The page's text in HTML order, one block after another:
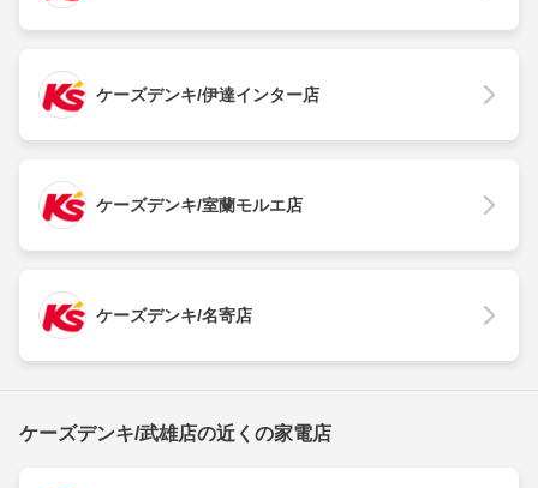
ケーズデンキ/伊達インター店
ケーズデンキ/室蘭モルエ店
ケーズデンキ/名寄店
ケーズデンキ/武雄店の近くの家電店